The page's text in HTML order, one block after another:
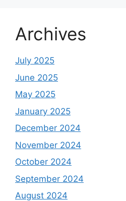
Archives
July 2025
June 2025
May 2025
January 2025
December 2024
November 2024
October 2024
September 2024
August 2024